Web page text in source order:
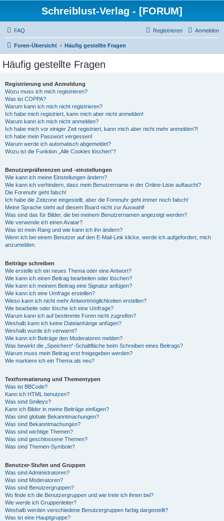
Schreiblust-Verlag - [FORUM]
FAQ Anmelden
Registrieren
Foren-Übersicht Häufig gestellte Fragen
Häufig gestellte Fragen
Registrierung und Anmeldung
Wozu muss ich mich registrieren?
Was ist COPPA?
Warum kann ich mich nicht registrieren?
Ich habe mich registriert, kann mich aber nicht anmelden!
Warum kann ich mich nicht anmelden?
Ich habe mich vor einiger Zeit registriert, kann mich aber nicht mehr anmelden?!
Ich habe mein Passwort vergessen!
Warum werde ich automatisch abgemeldet?
Wozu ist die Funktion „Alle Cookies löschen“?
Benutzerpräferenzen und -einstellungen
Wie kann ich meine Einstellungen ändern?
Wie kann ich verhindern, dass mein Benutzername in der Online-Liste auftaucht?
Die Forenuhr geht falsch!
Ich habe die Zeitzone eingestellt, aber die Forenuhr geht immer noch falsch!
Meine Sprache steht auf diesem Board nicht zur Auswahl!
Was sind das für Bilder, die bei meinem Benutzernamen angezeigt werden?
Wie verwende ich einen Avatar?
Was ist mein Rang und wie kann ich ihn ändern?
Wenn ich bei einem Benutzer auf den E-Mail-Link klicke, werde ich aufgefordert, mich
anzumelden.
Beiträge schreiben
Wie erstelle ich ein neues Thema oder eine Antwort?
Wie kann ich einen Beitrag bearbeiten oder löschen?
Wie kann ich meinem Beitrag eine Signatur anfügen?
Wie kann ich eine Umfrage erstellen?
Wieso kann ich nicht mehr Antwortmöglichkeiten erstellen?
Wie bearbeite oder lösche ich eine Umfrage?
Warum kann ich auf bestimmte Foren nicht zugreifen?
Weshalb kann ich keine Dateianhänge anfügen?
Weshalb wurde ich verwarnt?
Wie kann ich Beiträge den Moderatoren melden?
Was bewirkt die „Speichern“-Schaltfläche beim Schreiben eines Beitrags?
Warum muss mein Beitrag erst freigegeben werden?
Wie markiere ich ein Thema als neu?
Textformatierung und Thementypen
Was ist BBCode?
Kann ich HTML benutzen?
Was sind Smileys?
Kann ich Bilder in meine Beiträge einfügen?
Was sind globale Bekanntmachungen?
Was sind Bekanntmachungen?
Was sind wichtige Themen?
Was sind geschlossene Themen?
Was sind Themen-Symbole?
Benutzer-Stufen und Gruppen
Was sind Administratoren?
Was sind Moderatoren?
Was sind Benutzergruppen?
Wo finde ich die Benutzergruppen und wie trete ich ihnen bei?
Wie werde ich Gruppenleiter?
Weshalb werden verschiedene Benutzergruppen farbig dargestellt?
Was ist eine Hauptgruppe?